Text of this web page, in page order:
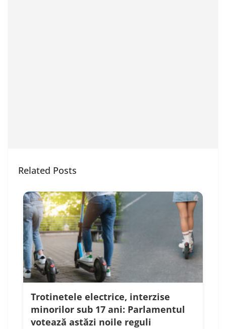
Related Posts
Trotinetele electrice, interzise
minorilor sub 17 ani: Parlamentul
votează astăzi noile reguli